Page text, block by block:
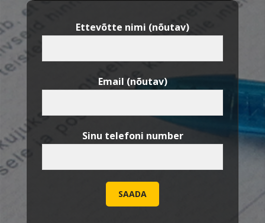
Ettevõtte nimi (nõutav)
Email (nõutav)
Sinu telefoni number